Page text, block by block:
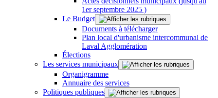
1er septembre 2025 )
Le Budget
Documents à télécharger
Plan local d'urbanisme intercommunal de
Laval Agglomération
Élections
Les services municipaux
Organigramme
Annuaire des services
Politiques publiques